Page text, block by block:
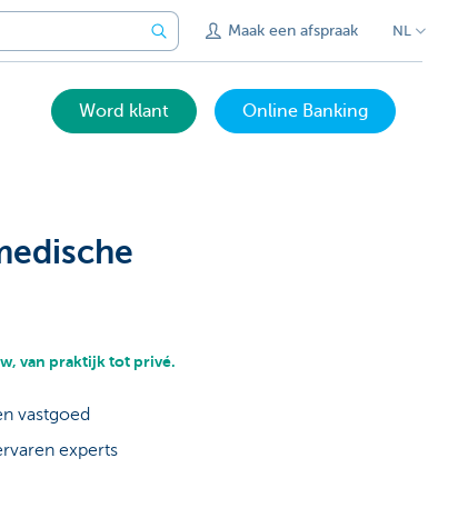
Maak een afspraak NL
Word klant Online Banking
van praktijk tot privé.
vastgoed
experts